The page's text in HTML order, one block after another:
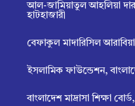
আল-জামিয়াতুল আহলিয়া
হাটহাজারী
বেফাকুল মাদারিসিল
ইসলামিক ফাউন্ডেশন,
বাংলাদেশ মাদ্রাসা শিক্ষা